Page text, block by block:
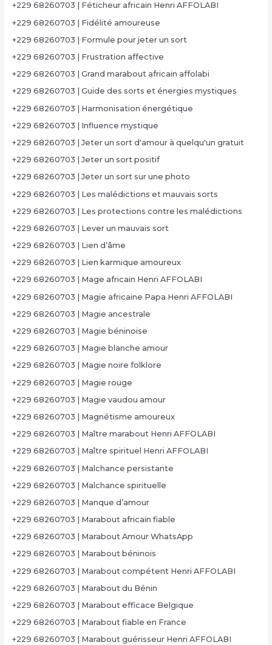
+229 68260703 | Féticheur africain Henri AFFOLABI
+229 68260703 | Fidélité amoureuse
+229 68260703 | Formule pour jeter un sort
+229 68260703 | Frustration affective
+229 68260703 | Grand marabout africain affolabi
+229 68260703 | Guide des sorts et énergies mystiques
+229 68260703 | Harmonisation énergétique
+229 68260703 | Influence mystique
+229 68260703 | Jeter un sort d'amour à quelqu'un gratuit
+229 68260703 | Jeter un sort positif
+229 68260703 | Jeter un sort sur une photo
+229 68260703 | Les malédictions et mauvais sorts
+229 68260703 | Les protections contre les malédictions
+229 68260703 | Lever un mauvais sort
+229 68260703 | Lien d’âme
+229 68260703 | Lien karmique amoureux
+229 68260703 | Mage africain Henri AFFOLABI
+229 68260703 | Magie africaine Papa Henri AFFOLABI
+229 68260703 | Magie ancestrale
+229 68260703 | Magie béninoise
+229 68260703 | Magie blanche amour
+229 68260703 | Magie noire folklore
+229 68260703 | Magie rouge
+229 68260703 | Magie vaudou amour
+229 68260703 | Magnétisme amoureux
+229 68260703 | Maître marabout Henri AFFOLABI
+229 68260703 | Maître spirituel Henri AFFOLABI
+229 68260703 | Malchance persistante
+229 68260703 | Malchance spirituelle
+229 68260703 | Manque d’amour
+229 68260703 | Marabout africain fiable
+229 68260703 | Marabout Amour WhatsApp
+229 68260703 | Marabout béninois
+229 68260703 | Marabout compétent Henri AFFOLABI
+229 68260703 | Marabout du Bénin
+229 68260703 | Marabout efficace Belgique
+229 68260703 | Marabout fiable en France
+229 68260703 | Marabout guérisseur Henri AFFOLABI